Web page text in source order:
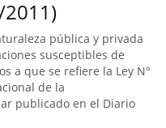
pública y privada
susceptibles de
a que se refiere la Ley N°
de la
publicado en el Diario